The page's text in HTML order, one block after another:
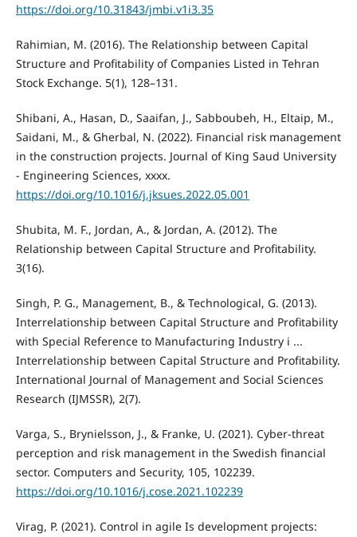
https://doi.org/10.31843/jmbi.v1i3.35
Rahimian, M. (2016). The Relationship between Capital
Structure and Profitability of Companies Listed in Tehran
Stock Exchange. 5(1), 128–131.
Shibani, A., Hasan, D., Saaifan, J., Sabboubeh, H., Eltaip, M.,
Saidani, M., & Gherbal, N. (2022). Financial risk management
in the construction projects. Journal of King Saud University
- Engineering Sciences, xxxx.
https://doi.org/10.1016/j.jksues.2022.05.001
Shubita, M. F., Jordan, A., & Jordan, A. (2012). The
Relationship between Capital Structure and Profitability.
3(16).
Singh, P. G., Management, B., & Technological, G. (2013).
Interrelationship between Capital Structure and Profitability
with Special Reference to Manufacturing Industry i ...
Interrelationship between Capital Structure and Profitability.
International Journal of Management and Social Sciences
Research (IJMSSR), 2(7).
Varga, S., Brynielsson, J., & Franke, U. (2021). Cyber-threat
perception and risk management in the Swedish financial
sector. Computers and Security, 105, 102239.
https://doi.org/10.1016/j.cose.2021.102239
Virag, P. (2021). Control in agile Is development projects: